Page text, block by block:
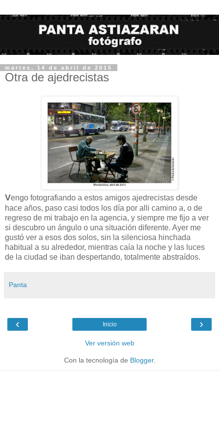
martes, 14 de abril de 2015
Otra de ajedrecistas
Vengo fotografiando a estos amigos ajedrecistas desde
hace años, paso casi todos los día por alli camino a, o de
regreso de mi trabajo en la agencia, y siempre me fijo a ver
si descubro un ángulo o una situación diferente. Ayer me
gustó ver a esos dos solos, sin la silenciosa hinchada
habitual a su alrededor, mientras caía la noche y las luces
de la ciudad se iban despertando, totalmente abstraídos.
Panta
‹ ›
Inicio
Ver versión web
Con la tecnología de Blogger.